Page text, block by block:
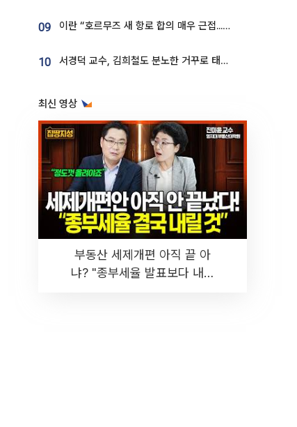
09 이란 “호르무즈 새 항로 합의 매우 근접...미국 배상 먼저”
10 서경덕 교수, 김희철도 분노한 거꾸로 태극기⋯"엉터리는 아냐, 아쉬울 뿐"
최신 영상
부동산 세제개편 아직 끝 아
냐? "종부세율 발표보다 내릴